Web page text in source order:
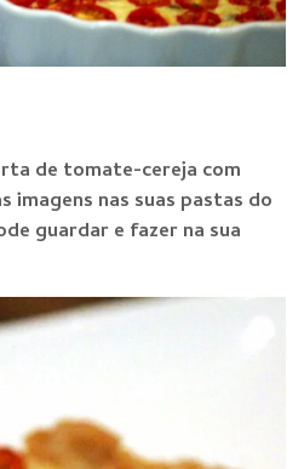
de tomate-cereja com
imagens nas suas pastas do
guardar e fazer na sua